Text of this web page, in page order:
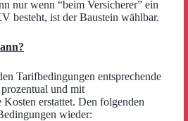
nur wenn “beim Versicherer” ein
besteht, ist der Baustein wählbar.
Tarifbedingungen entsprechende
und mit
erstattet. Den folgenden
wieder: